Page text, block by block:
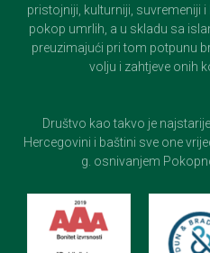
pristojniji, kulturniji, suvremeniji
pokop umrlih, a u skladu sa
preuzimajući pri tom potpunu
volju i zahtjeve onih
Društvo kao takvo je
Hercegovini i baštini sve one
g. osnivanjem